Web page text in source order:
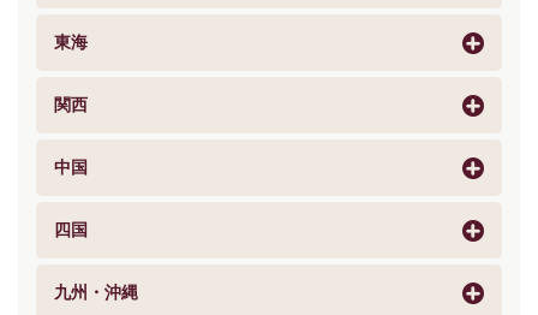
東海
関西
中国
四国
九州・沖縄